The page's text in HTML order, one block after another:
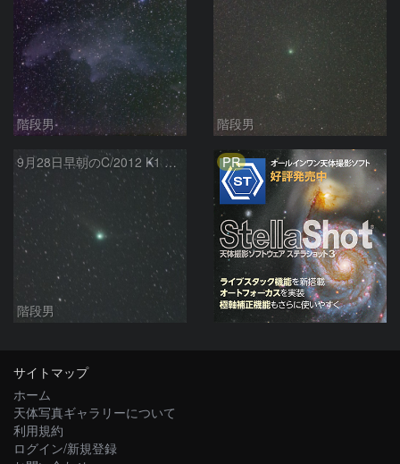
階段男 階段男
9月28日早朝のC/2012 K1 PanSTARRS
階段男
PR
サイトマップ
ホーム
天体写真ギャラリーについて
利用規約
ログイン/新規登録